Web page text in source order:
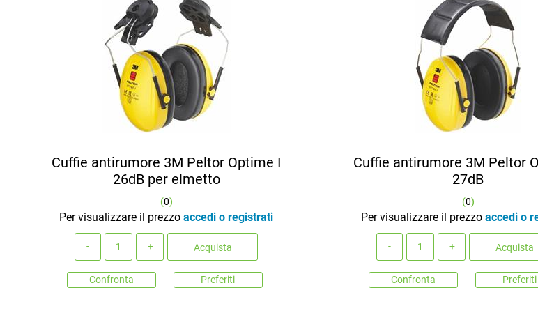
Cuffie antirumore 3M Peltor Optime I
26dB per elmetto
(0)
Per visualizzare il prezzoaccedi o registrati
Acquista
Confronta Preferiti
Cuffie antirumore 3M Peltor
27dB
(0)
Per visualizzare il prezzoaccedi o
Acquista
Confronta Preferiti